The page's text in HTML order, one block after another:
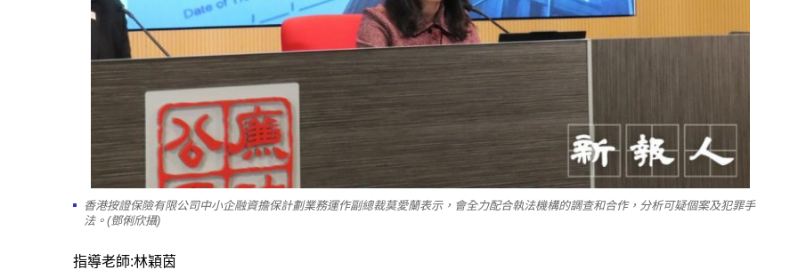
香港按證保險有限公司中小企融資擔保計劃業務運作副總裁莫愛蘭表示，會全力配合執法機構的調查和合作，分析可疑個案及犯罪手
法。(鄧俐欣攝)
指導老師:林穎茵